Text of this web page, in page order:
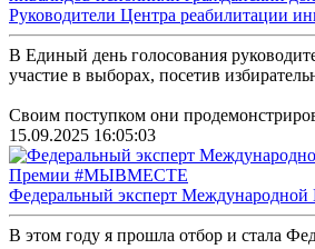
Руководители Центра реабилитации
В Единый день голосования
участие в выборах, посетив
Своим поступком они
15.09.2025 16:05:03
Федеральный эксперт
В этом году я прошла отбор и стала